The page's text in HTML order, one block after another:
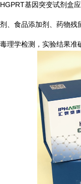
HGPRT基因突变试剂盒
剂、食品添加剂、药物残
毒理学检测，实验结果准